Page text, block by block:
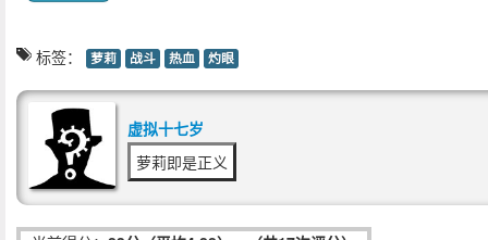
标签： 萝莉 战斗 热血 灼眼
虚拟十七岁
萝莉即是正义